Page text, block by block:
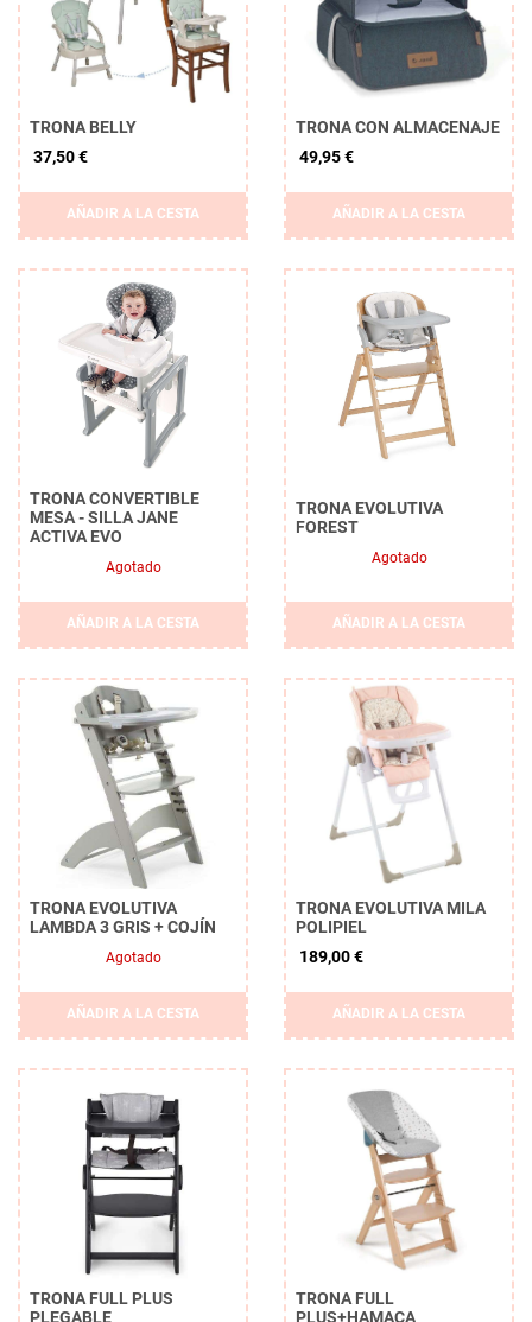
TRONA BELLY
37,50 €
AÑADIR A LA CESTA
TRONA CON ALMACENAJE
49,95 €
AÑADIR A LA CESTA
TRONA CONVERTIBLE
MESA - SILLA JANE
ACTIVA EVO
Agotado
AÑADIR A LA CESTA
TRONA EVOLUTIVA
FOREST
Agotado
AÑADIR A LA CESTA
TRONA EVOLUTIVA
LAMBDA 3 GRIS + COJÍN
Agotado
AÑADIR A LA CESTA
TRONA EVOLUTIVA MILA
POLIPIEL
189,00 €
AÑADIR A LA CESTA
TRONA FULL PLUS
PLEGABLE
TRONA FULL
PLUS+HAMACA